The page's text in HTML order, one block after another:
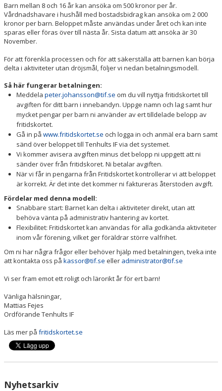
AVGIFTER
SPONSORER
Barn mellan 8 och 16 år kan ansöka om 500 kronor per år.
Vårdnadshavare i hushåll med bostadsbidrag kan ansöka om 2 000
kronor per barn. Beloppet måste användas under året och kan inte
sparas eller föras över till nästa år. Sista datum att ansöka är 30
November.
För att förenkla processen och för att säkerställa att barnen kan börja
delta i aktiviteter utan dröjsmål, följer vi nedan betalningsmodell.
Så här fungerar betalningen:
Meddela peter.johansson@tif.se om du vill nyttja fritidskortet till
avgiften för ditt barn i innebandyn. Uppge namn och lag samt hur
mycket pengar per barn ni använder av ert tilldelade belopp av
fritidskortet.
Gå in på www.fritidskortet.se och logga in och anmäl era barn samt
sänd över beloppet till Tenhults IF via det systemet.
Vi kommer avisera avgiften minus det belopp ni uppgett att ni
sänder över från fritidskoret. Ni betalar avgiften.
När vi får in pengarna från Fritidskortet kontrollerar vi att beloppet
är korrekt. Är det inte det kommer ni faktureras återstoden avgift.
Fördelar med denna modell:
Snabbare start: Barnet kan delta i aktiviteter direkt, utan att
behöva vänta på administrativ hantering av kortet.
Flexibilitet: Fritidskortet kan användas för alla godkända aktiviteter
inom vår förening, vilket ger föräldrar större valfrihet.
Om ni har några frågor eller behöver hjälp med betalningen, tveka inte
att kontakta oss på kassor@tif.se eller administrator@tif.se
Vi ser fram emot ett roligt och lärorikt år för ert barn!
Vänliga hälsningar,
Mattias Fejes
Ordförande Tenhults IF
Läs mer på fritidskortet.se
Nyhetsarkiv